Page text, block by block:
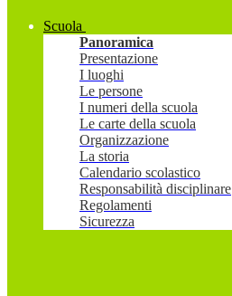
Scuola
Panoramica
Presentazione
I luoghi
Le persone
I numeri della scuola
Le carte della scuola
Organizzazione
La storia
Calendario scolastico
Responsabilità disciplinare
Regolamenti
Sicurezza